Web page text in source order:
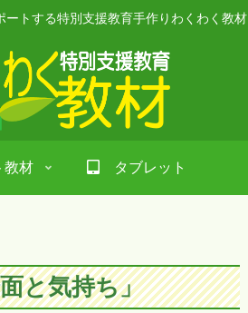
ートする特別支援教育手作りわくわく教材
材 タブレット
と気持ち」